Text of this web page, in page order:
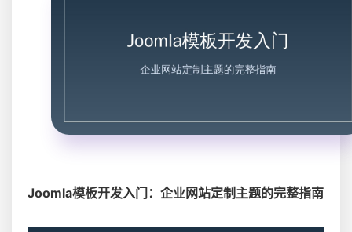
Joomla模板开发入门：企业网站定制主题的完整指南